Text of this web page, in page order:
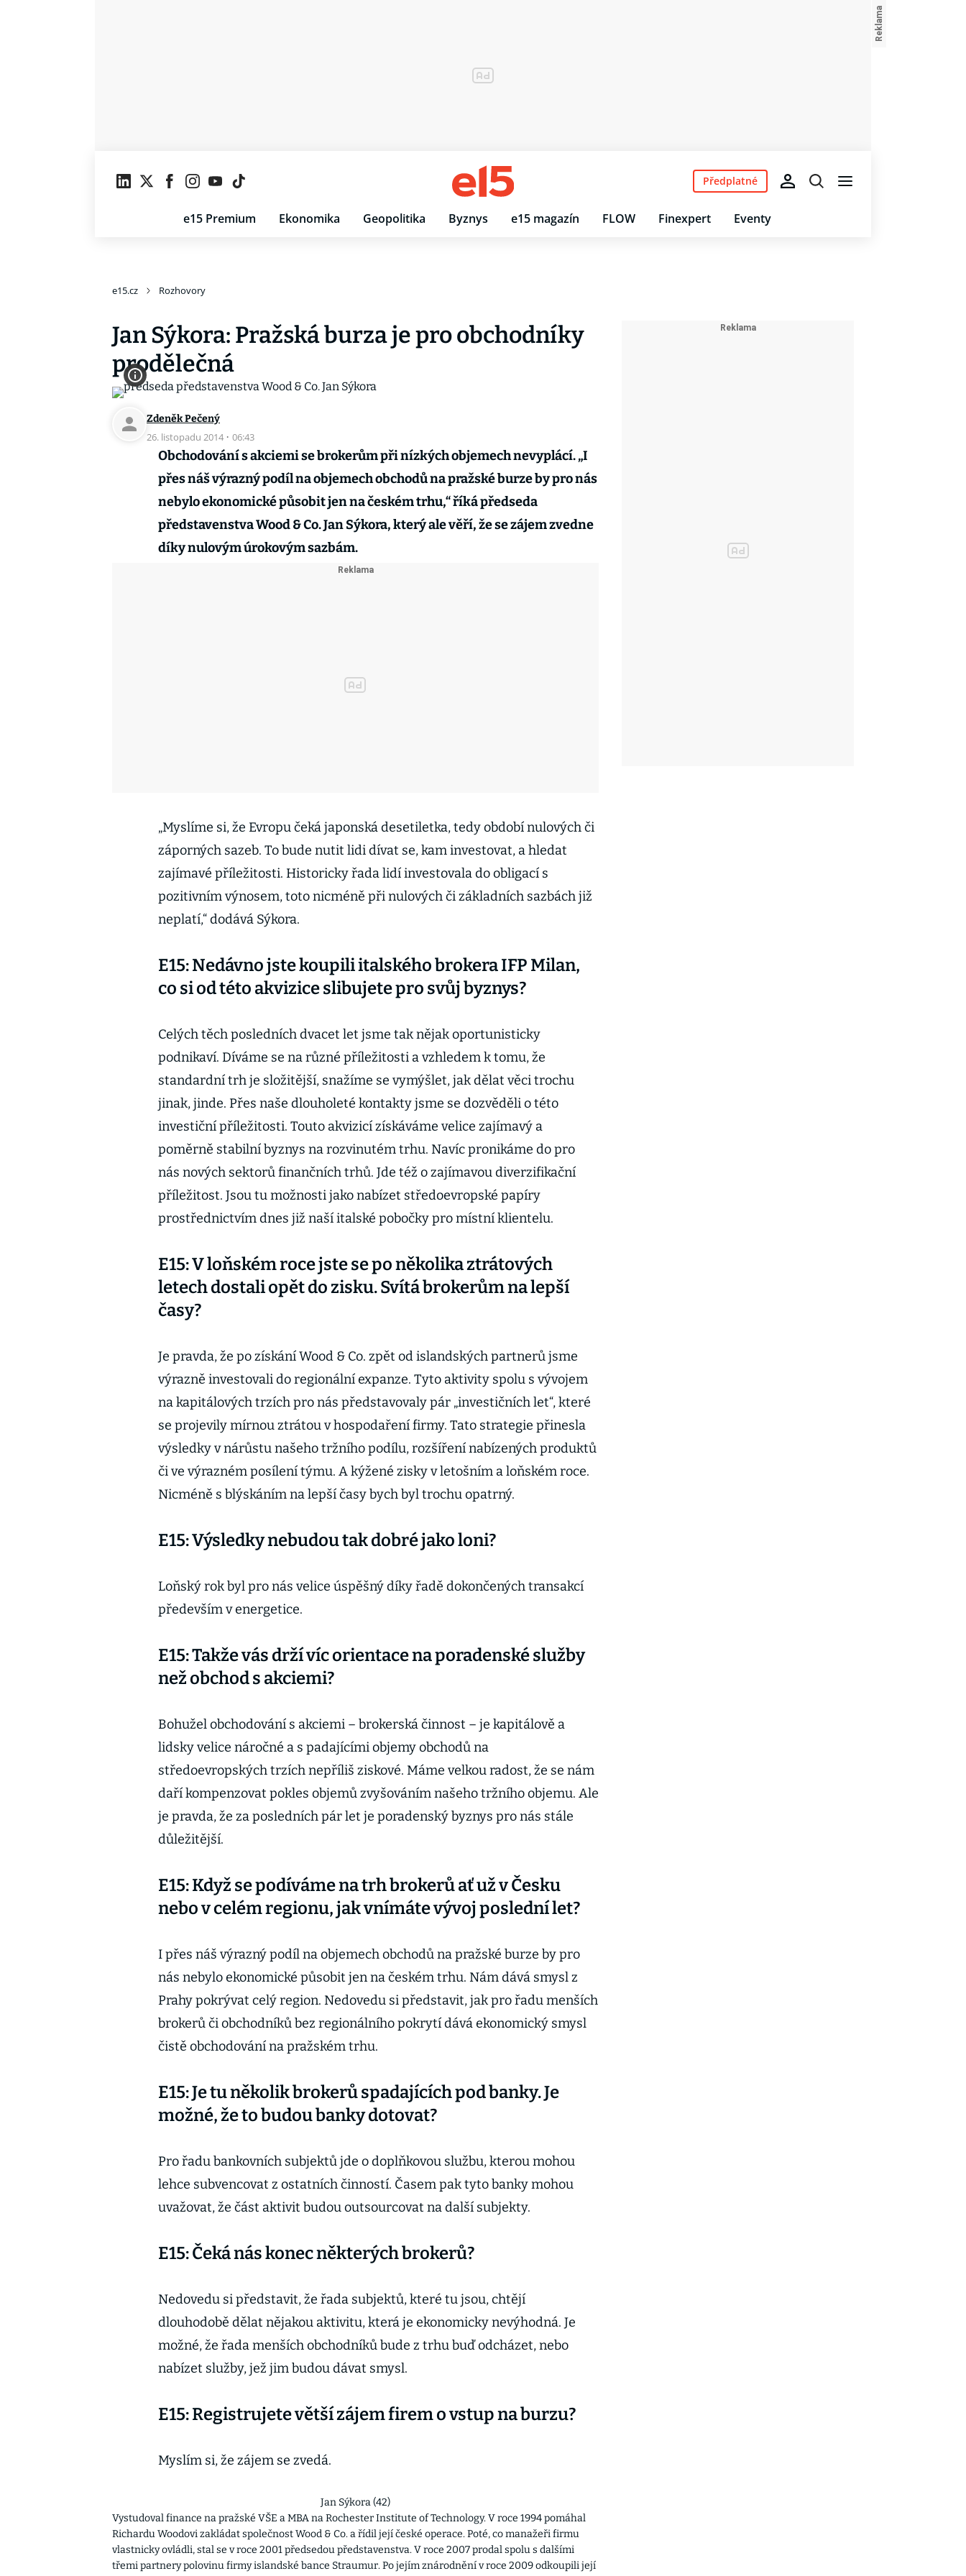
e15 Premium Ekonomika Geopolitika Byznys e15 magazín FLOW Finexpert Eventy
Předplatné
e15.cz Rozhovory
Jan Sýkora: Pražská burza je pro obchodníky
prodělečná
Zdeněk Pečený
26. listopadu 2014 · 06:43
Obchodování s akciemi se brokerům při nízkých objemech nevyplácí. „I
přes náš výrazný podíl na objemech obchodů na pražské burze by pro nás
nebylo ekonomické působit jen na českém trhu,“ říká předseda
představenstva Wood & Co. Jan Sýkora, který ale věří, že se zájem zvedne
díky nulovým úrokovým sazbám.
„Myslíme si, že Evropu čeká japonská desetiletka, tedy období nulových či
záporných sazeb. To bude nutit lidi dívat se, kam investovat, a hledat
zajímavé příležitosti. Historicky řada lidí investovala do obligací s
pozitivním výnosem, toto nicméně při nulových či základních sazbách již
neplatí,“ dodává Sýkora.
E15: Nedávno jste koupili italského brokera IFP Milan,
co si od této akvizice slibujete pro svůj byznys?
Celých těch posledních dvacet let jsme tak nějak oportunisticky
podnikaví. Díváme se na různé příležitosti a vzhledem k tomu, že
standardní trh je složitější, snažíme se vymýšlet, jak dělat věci trochu
jinak, jinde. Přes naše dlouholeté kontakty jsme se dozvěděli o této
investiční příležitosti. Touto akvizicí získáváme velice zajímavý a
poměrně stabilní byznys na rozvinutém trhu. Navíc pronikáme do pro
nás nových sektorů finančních trhů. Jde též o zajímavou diverzifikační
příležitost. Jsou tu možnosti jako nabízet středoevropské papíry
prostřednictvím dnes již naší italské pobočky pro místní klientelu.
E15: V loňském roce jste se po několika ztrátových
letech dostali opět do zisku. Svítá brokerům na lepší
časy?
Je pravda, že po získání Wood & Co. zpět od islandských partnerů jsme
výrazně investovali do regionální expanze. Tyto aktivity spolu s vývojem
na kapitálových trzích pro nás představovaly pár „investičních let“, které
se projevily mírnou ztrátou v hospodaření firmy. Tato strategie přinesla
výsledky v nárůstu našeho tržního podílu, rozšíření nabízených produktů
či ve výrazném posílení týmu. A kýžené zisky v letošním a loňském roce.
Nicméně s blýskáním na lepší časy bych byl trochu opatrný.
E15: Výsledky nebudou tak dobré jako loni?
Loňský rok byl pro nás velice úspěšný díky řadě dokončených transakcí
především v energetice.
E15: Takže vás drží víc orientace na poradenské služby
než obchod s akciemi?
Bohužel obchodování s akciemi – brokerská činnost – je kapitálově a
lidsky velice náročné a s padajícími objemy obchodů na
středoevropských trzích nepříliš ziskové. Máme velkou radost, že se nám
daří kompenzovat pokles objemů zvyšováním našeho tržního objemu. Ale
je pravda, že za posledních pár let je poradenský byznys pro nás stále
důležitější.
E15: Když se podíváme na trh brokerů ať už v Česku
nebo v celém regionu, jak vnímáte vývoj poslední let?
I přes náš výrazný podíl na objemech obchodů na pražské burze by pro
nás nebylo ekonomické působit jen na českém trhu. Nám dává smysl z
Prahy pokrývat celý region. Nedovedu si představit, jak pro řadu menších
brokerů či obchodníků bez regionálního pokrytí dává ekonomický smysl
čistě obchodování na pražském trhu.
E15: Je tu několik brokerů spadajících pod banky. Je
možné, že to budou banky dotovat?
Pro řadu bankovních subjektů jde o doplňkovou službu, kterou mohou
lehce subvencovat z ostatních činností. Časem pak tyto banky mohou
uvažovat, že část aktivit budou outsourcovat na další subjekty.
E15: Čeká nás konec některých brokerů?
Nedovedu si představit, že řada subjektů, které tu jsou, chtějí
dlouhodobě dělat nějakou aktivitu, která je ekonomicky nevýhodná. Je
možné, že řada menších obchodníků bude z trhu buď odcházet, nebo
nabízet služby, jež jim budou dávat smysl.
E15: Registrujete větší zájem firem o vstup na burzu?
Myslím si, že zájem se zvedá.
Jan Sýkora (42)
Vystudoval finance na pražské VŠE a MBA na Rochester Institute of Technology. V roce 1994 pomáhal
Richardu Woodovi zakládat společnost Wood & Co. a řídil její české operace. Poté, co manažeři firmu
vlastnicky ovládli, stal se v roce 2001 předsedou představenstva. V roce 2007 prodal spolu s dalšími
třemi partnery polovinu firmy islandské bance Straumur. Po jejím znárodnění v roce 2009 odkoupili její